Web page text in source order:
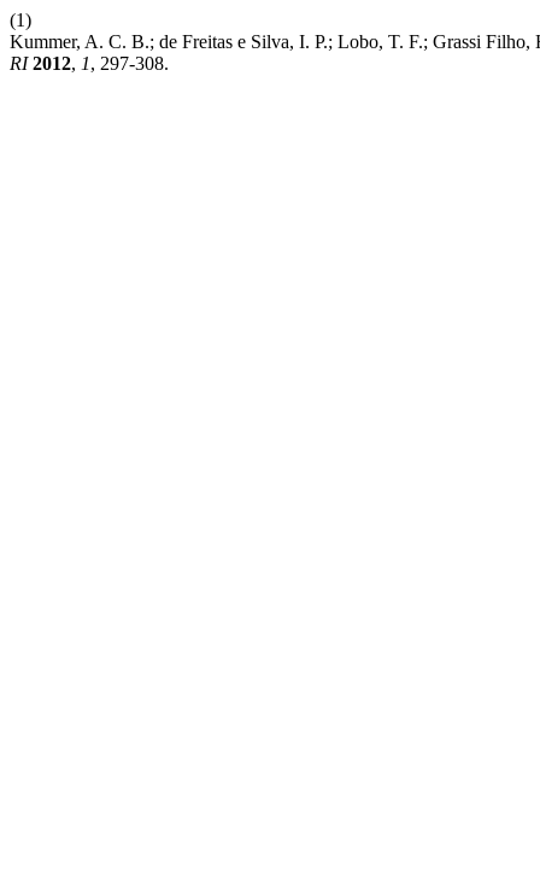
(1)
Kummer, A. C. B.; de Freitas e Silva, I. P.; Lobo, T. F.; Grassi
RI 2012, 1, 297-308.